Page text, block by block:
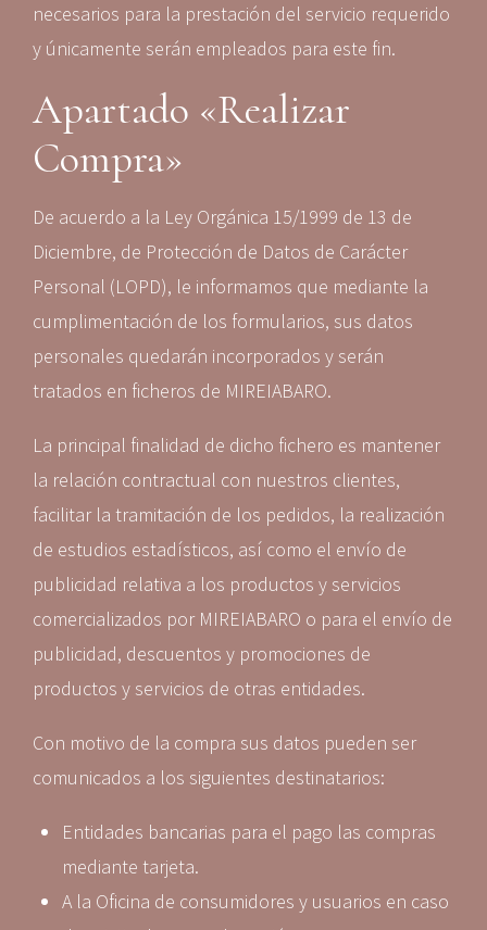
necesarios para la prestación del servicio requerido
y únicamente serán empleados para este fin.
Apartado «Realizar
Compra»
De acuerdo a la Ley Orgánica 15/1999 de 13 de
Diciembre, de Protección de Datos de Carácter
Personal (LOPD), le informamos que mediante la
cumplimentación de los formularios, sus datos
personales quedarán incorporados y serán
tratados en ficheros de MIREIABARO.
La principal finalidad de dicho fichero es mantener
la relación contractual con nuestros clientes,
facilitar la tramitación de los pedidos, la realización
de estudios estadísticos, así como el envío de
publicidad relativa a los productos y servicios
comercializados por MIREIABARO o para el envío de
publicidad, descuentos y promociones de
productos y servicios de otras entidades.
Con motivo de la compra sus datos pueden ser
comunicados a los siguientes destinatarios:
Entidades bancarias para el pago las compras
mediante tarjeta.
A la Oficina de consumidores y usuarios en caso